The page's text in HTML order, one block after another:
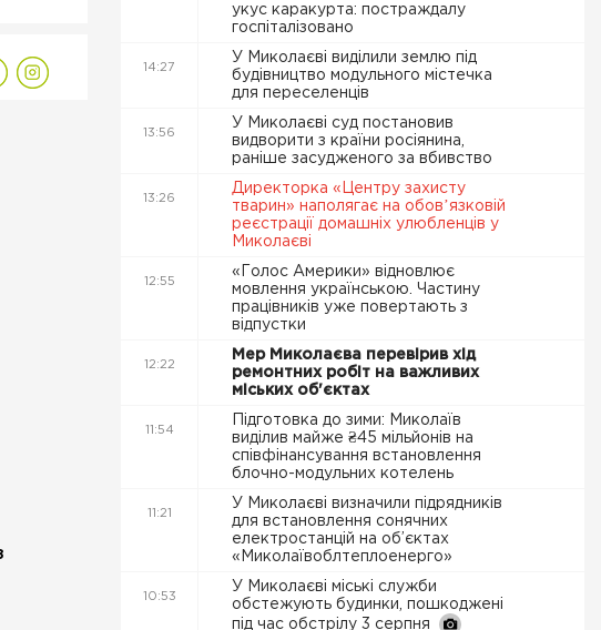
укус каракурта: постраждалу
госпіталізовано
14:27
У Миколаєві виділили землю під
будівництво модульного містечка
для переселенців
13:56
У Миколаєві суд постановив
видворити з країни росіянина,
раніше засудженого за вбивство
13:26
Директорка «Центру захисту
тварин» наполягає на обовʼязковій
реєстрації домашніх улюбленців у
Миколаєві
12:55
«Голос Америки» відновлює
мовлення українською. Частину
працівників уже повертають з
відпустки
12:22
Мер Миколаєва перевірив хід
ремонтних робіт на важливих
міських об'єктах
11:54
Підготовка до зими: Миколаїв
виділив майже ₴45 мільйонів на
співфінансування встановлення
блочно-модульних котелень
11:21
У Миколаєві визначили підрядників
для встановлення сонячних
електростанцій на об’єктах
«Миколаївоблтеплоенерго»
10:53
У Миколаєві міські служби
обстежують будинки, пошкоджені
під час обстрілу 3 серпня